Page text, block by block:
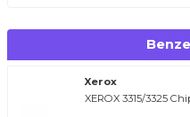
Xerox
XEROX 3315/3325